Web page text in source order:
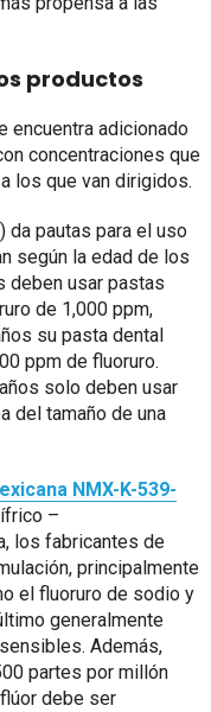
productos
encuentra adicionado
concentraciones que
los que van dirigidos.
da pautas para el uso
según la edad de los
deben usar pastas
de 1,000 ppm,
su pasta dental
ppm de fluoruro.
solo deben usar
del tamaño de una
NMX-K-539-
–
los fabricantes de
principalmente
el fluoruro de sodio y
generalmente
Además,
partes por millón
debe ser